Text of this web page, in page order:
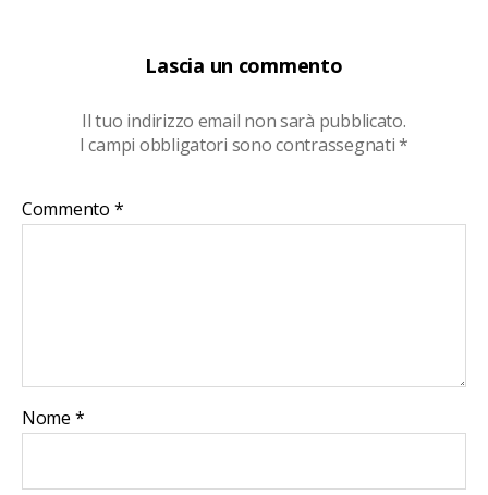
Lascia un commento
Il tuo indirizzo email non sarà pubblicato.
I campi obbligatori sono contrassegnati*
Commento *
Nome *